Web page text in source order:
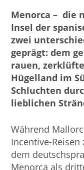
Menorca – die
Insel der
zwei
geprägt: dem
rauen,
Hügelland im
Schluchten
lieblichen
Während
Incentive-
dem
Menorca als